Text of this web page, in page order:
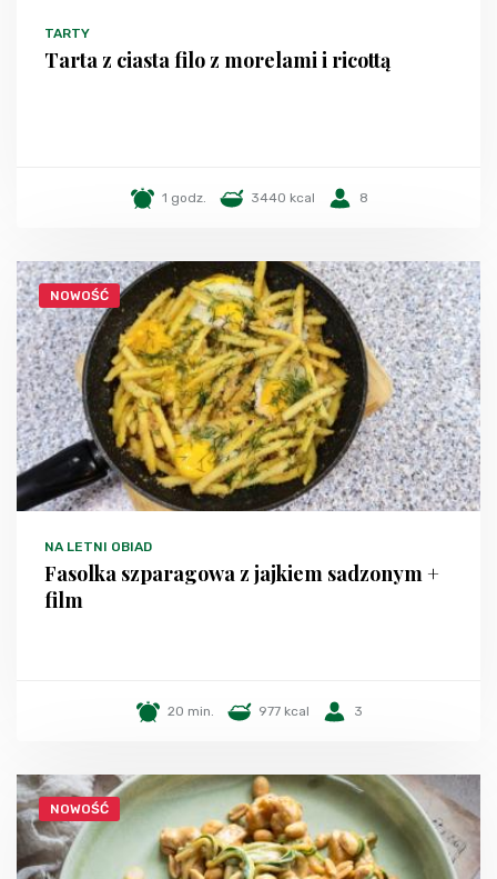
TARTY
Tarta z ciasta filo z morelami i ricottą
1 godz. 3440 kcal 8
NOWOŚĆ
NA LETNI OBIAD
Fasolka szparagowa z jajkiem sadzonym +
film
20 min. 977 kcal 3
NOWOŚĆ